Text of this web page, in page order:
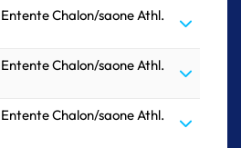
Entente Chalon/saone Athl.
Entente Chalon/saone Athl.
Entente Chalon/saone Athl.